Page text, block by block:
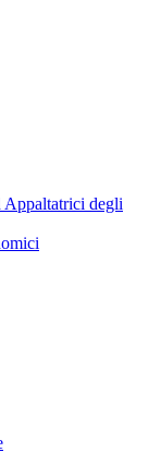
Appaltatrici degli